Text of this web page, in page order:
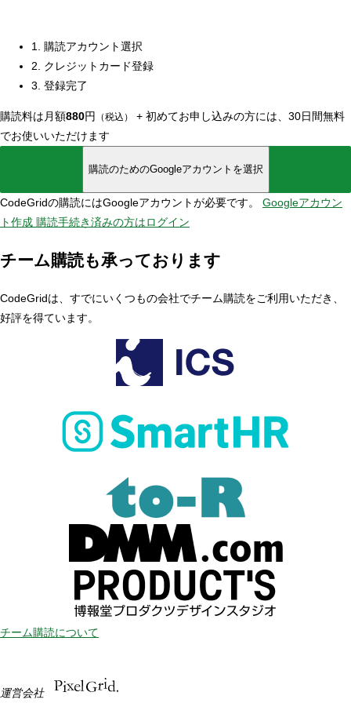
1. 購読アカウント選択
2. クレジットカード登録
3. 登録完了
購読料は月額880円 （税込） + 初めてお申し込みの方には、30日間無料
でお使いいただけます
購読のためのGoogleアカウントを選択
CodeGridの購読にはGoogleアカウントが必要です。 Googleアカウン
ト作成 購読手続き済みの方はログイン
チーム購読も承っております
CodeGridは、すでにいくつもの会社でチーム購読をご利用いただき、
好評を得ています。
チーム購読について
運営会社